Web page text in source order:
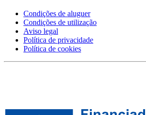
Condições de aluguer
Condições de utilização
Aviso legal
Política de privacidade
Política de cookies